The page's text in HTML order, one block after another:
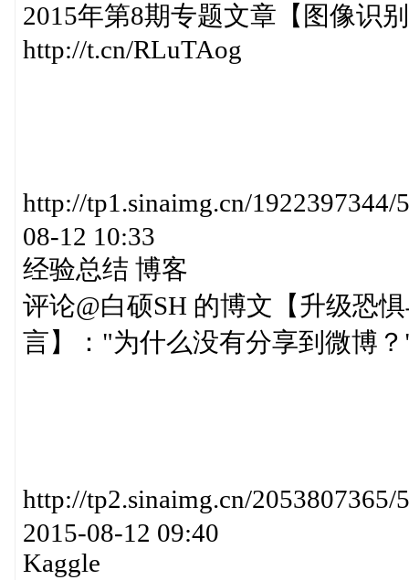
2015年第8期专题文章【图像识
http://t.cn/RLuTAog
http://tp1.sinaimg.cn/
08-12 10:33
经验总结 博客
评论@白硕SH 的博文【升级恐
言】："为什么没有分享到微博
http://tp2.sinaimg.cn/
2015-08-12 09:40
Kaggle